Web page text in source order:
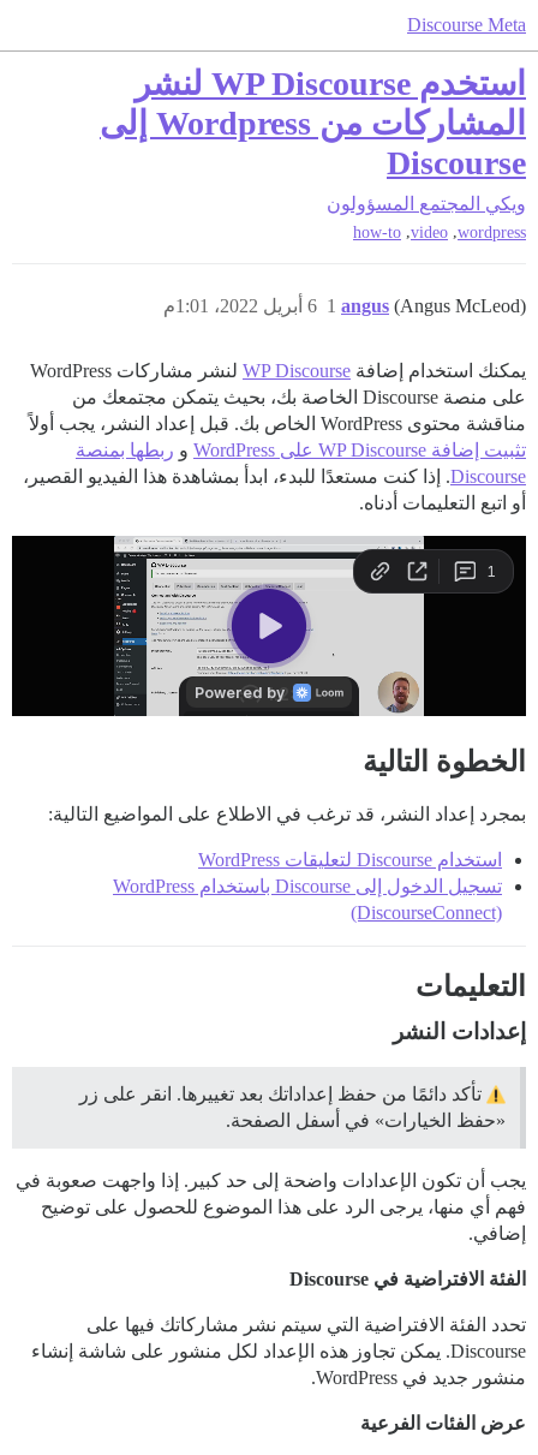
Discourse Meta
استخدم WP Discourse لنشر
المشاركات من Wordpress إلى
Discourse
ويكي المجتمع المسؤولون
wordpress
,
video
,
how-to
angus (Angus McLeod) 6 أبريل 2022، 1:01م 1
يمكنك استخدام إضافة WP Discourse
لنشر مشاركات WordPress
على منصة Discourse الخاصة بك، بحيث يتمكن مجتمعك من
مناقشة محتوى WordPress الخاص بك. قبل إعداد النشر، يجب أولاً
تثبيت إضافة WP Discourse على WordPress
و ربطها بمنصة
Discourse. إذا كنت مستعدًا للبدء، ابدأ بمشاهدة هذا الفيديو القصير،
أو اتبع التعليمات أدناه.
الخطوة التالية
بمجرد إعداد النشر، قد ترغب في الاطلاع على المواضيع التالية:
استخدام Discourse لتعليقات WordPress
تسجيل الدخول إلى Discourse باستخدام WordPress
(DiscourseConnect)
التعليمات
إعدادات النشر
تأكد دائمًا من حفظ إعداداتك بعد تغييرها. انقر على زر
«حفظ الخيارات» في أسفل الصفحة.
يجب أن تكون الإعدادات واضحة إلى حد كبير. إذا واجهت صعوبة في
فهم أي منها، يرجى الرد على هذا الموضوع للحصول على توضيح
إضافي.
الفئة الافتراضية في Discourse
تحدد الفئة الافتراضية التي سيتم نشر مشاركاتك فيها على
Discourse. يمكن تجاوز هذه الإعداد لكل منشور على شاشة إنشاء
منشور جديد في WordPress.
عرض الفئات الفرعية